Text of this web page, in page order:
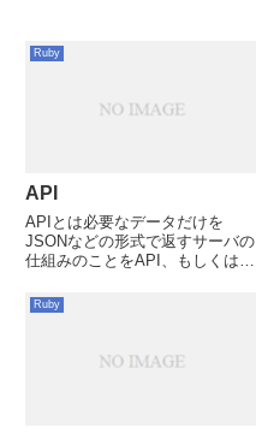
Ruby
API
APIとは必要なデータだけを
JSONなどの形式で返すサーバの
仕組みのことをAPI、もしくは
式で情報をレスポンスするアクシ
ョンはwebAPIと言われる。rails
Ruby